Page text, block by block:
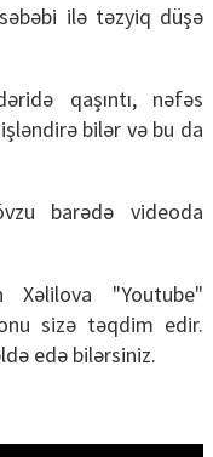
ilə təzyiq düşə
qaşıntı, nəfəs
bilər və bu da
barədə videoda
Xəlilova "Youtube"
sizə təqdim edir.
edə bilərsiniz.